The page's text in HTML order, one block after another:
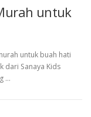
untuk
untuk buah hati
dari Sanaya Kids
…